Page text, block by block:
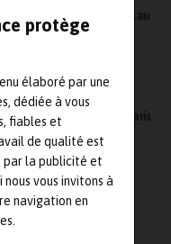
protège
élaboré par une
dédiée à vous
fiables et
de qualité est
par la publicité et
nous vous invitons à
navigation en
revient à Lyon du 11 au
sur Global Industrie Paris
MES SaaS
l’Afim tiendra son
de la maintenance